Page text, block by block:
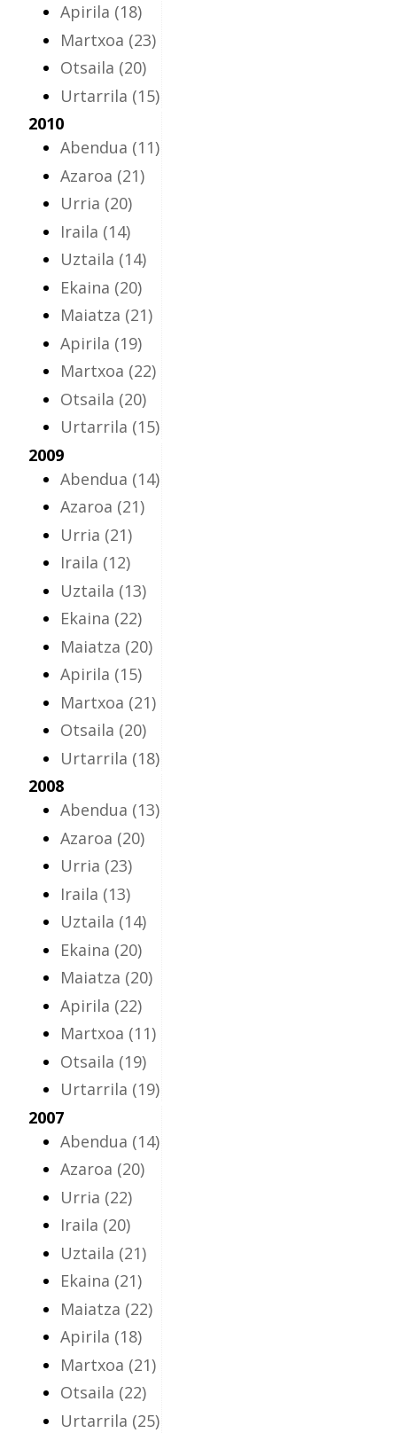
Apirila (18)
Martxoa (23)
Otsaila (20)
Urtarrila (15)
2010
Abendua (11)
Azaroa (21)
Urria (20)
Iraila (14)
Uztaila (14)
Ekaina (20)
Maiatza (21)
Apirila (19)
Martxoa (22)
Otsaila (20)
Urtarrila (15)
2009
Abendua (14)
Azaroa (21)
Urria (21)
Iraila (12)
Uztaila (13)
Ekaina (22)
Maiatza (20)
Apirila (15)
Martxoa (21)
Otsaila (20)
Urtarrila (18)
2008
Abendua (13)
Azaroa (20)
Urria (23)
Iraila (13)
Uztaila (14)
Ekaina (20)
Maiatza (20)
Apirila (22)
Martxoa (11)
Otsaila (19)
Urtarrila (19)
2007
Abendua (14)
Azaroa (20)
Urria (22)
Iraila (20)
Uztaila (21)
Ekaina (21)
Maiatza (22)
Apirila (18)
Martxoa (21)
Otsaila (22)
Urtarrila (25)